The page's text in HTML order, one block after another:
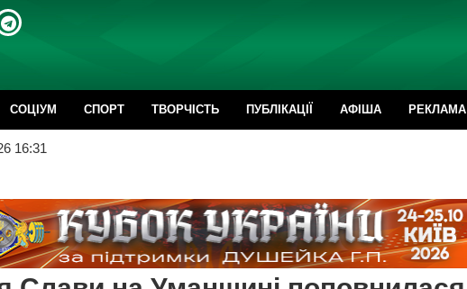
CОЦІУМ СПОРТ ТВОРЧІСТЬ ПУБЛІКАЦІЇ АФІША РЕКЛАМА
16:31